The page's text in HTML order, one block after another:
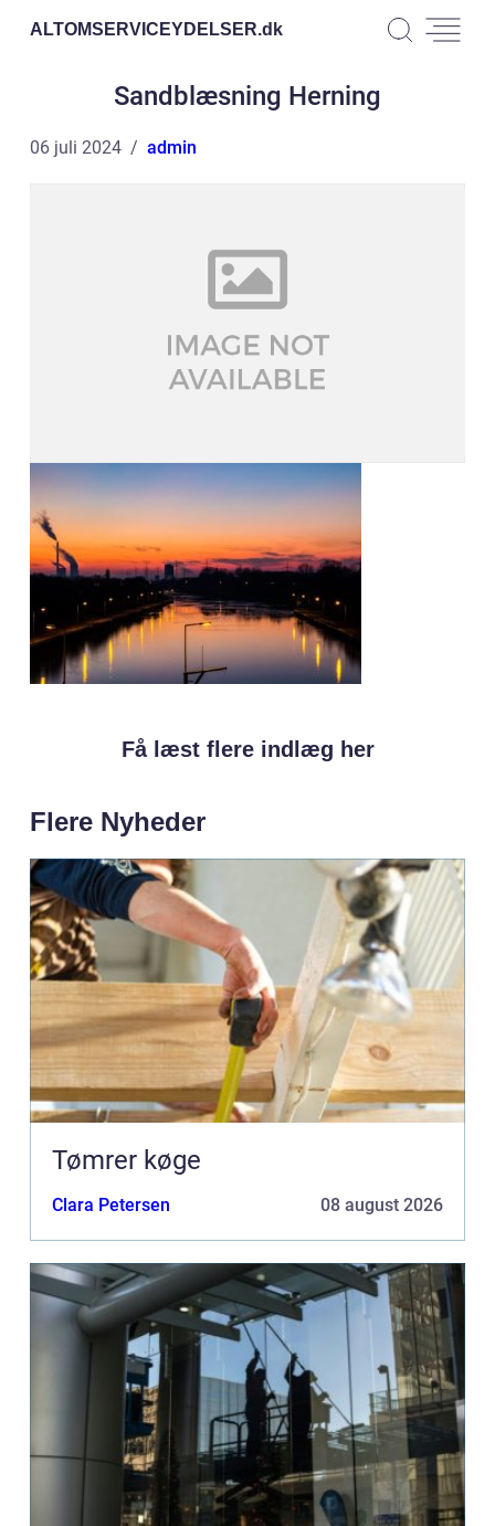
ALTOMSERVICEYDELSER.dk
Sandblæsning Herning
06 juli 2024 admin
Få læst flere indlæg her
Flere Nyheder
Tømrer køge
Clara Petersen 08 august 2026